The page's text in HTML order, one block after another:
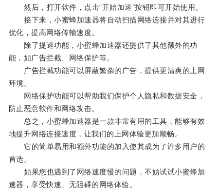
然后，打开软件，点击“开始加速”按钮即可开始使用。
接下来，小蜜蜂加速器将自动扫描网络连接并对其进行
优化，提高网络传输速度。
除了提速功能，小蜜蜂加速器还提供了其他额外的功
能，如广告拦截、网络保护等。
广告拦截功能可以屏蔽繁杂的广告，提供更清爽的上网
环境。
网络保护功能可以帮助我们保护个人隐私和数据安全，
防止恶意软件和网络攻击。
总之，小蜜蜂加速器是一款非常有用的工具，能够有效
地提升网络连接速度，让我们的上网体验更加顺畅。
它的简单易用和额外功能的加入使其成为了许多用户的
首选。
如果您也遇到了网络速度慢的问题，不妨试试小蜜蜂加
速器，享受快速、无阻碍的网络体验。